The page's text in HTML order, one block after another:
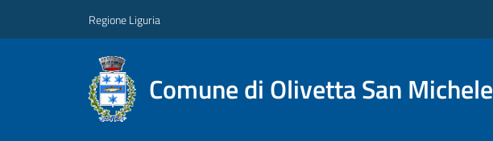
Regione Liguria
Comune di Olivetta San Michele